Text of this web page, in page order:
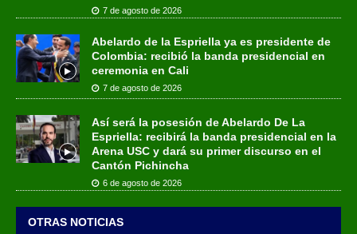
7 de agosto de 2026
Abelardo de la Espriella ya es presidente de
Colombia: recibió la banda presidencial en
ceremonia en Cali
7 de agosto de 2026
Así será la posesión de Abelardo De La
Espriella: recibirá la banda presidencial en la
Arena USC y dará su primer discurso en el
Cantón Pichincha
6 de agosto de 2026
OTRAS NOTICIAS